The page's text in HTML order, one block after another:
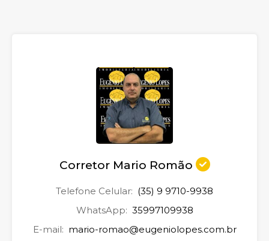
Corretor Mario Romão
Telefone Celular: (35) 9 9710-9938
WhatsApp: 35997109938
E-mail: mario-romao@eugeniolopes.com.br